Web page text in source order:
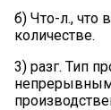
б) Что-л., что
количестве.
3) разг. Тип